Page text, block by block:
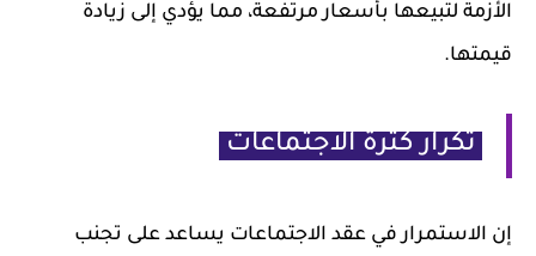
الأزمة لتبيعها بأسعار مرتفعة، مما يؤدي إلى زيادة
قيمتها.
تكرار كثرة الاجتماعات
إن الاستمرار في عقد الاجتماعات يساعد على تجنب